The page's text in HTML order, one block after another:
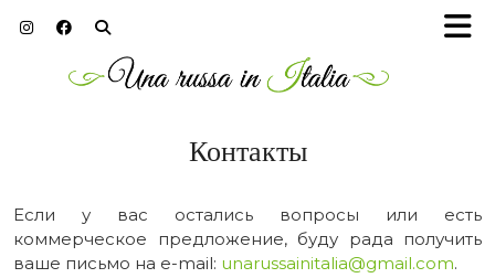
Контакты
Если у вас остались вопросы или есть
коммерческое предложение, буду рада получить
ваше письмо на e-mail: unarussainitalia@gmail.com.